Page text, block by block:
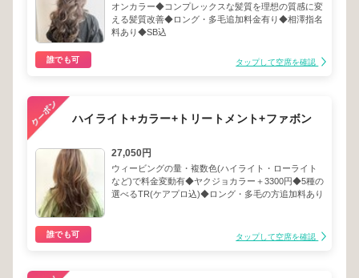
オンカラー◆コンプレックスな髪質を理想の質感に変
える髪質改善◆ロング・多毛追加料金有り◆相澤指名
料あり◆SB込
誰でも可 タップして空席を確認
ハイライト+カラー+トリートメント+ファボン
27,050円
ウィービングの量・複数色(ハイライト・ローライト
など)で料金変動有◆ヤクジョカラー＋3300円◆5種の
選べるTR(ケアプロ込)◆ロング・多毛の方追加料あり
誰でも可 タップして空席を確認